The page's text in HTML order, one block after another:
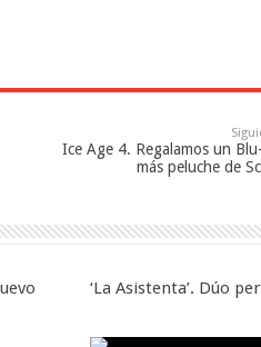
Ice Age 4. Regalamos un
más peluche de
‘La Asistenta’. Dúo